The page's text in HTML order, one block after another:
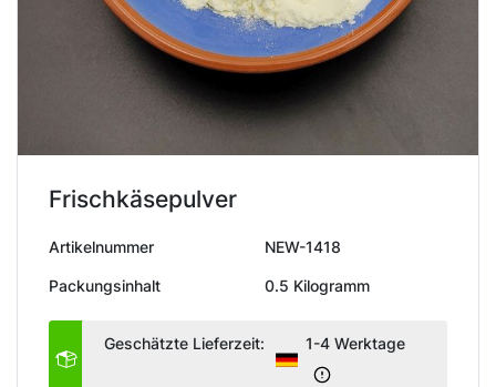
Frischkäsepulver
Artikelnummer NEW-1418
Packungsinhalt 0.5 Kilogramm
Geschätzte Lieferzeit: 1-4 Werktage